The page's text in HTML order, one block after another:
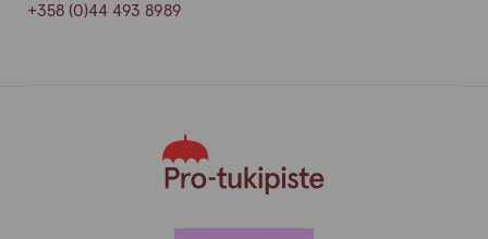
+358 (0)44 493 8989